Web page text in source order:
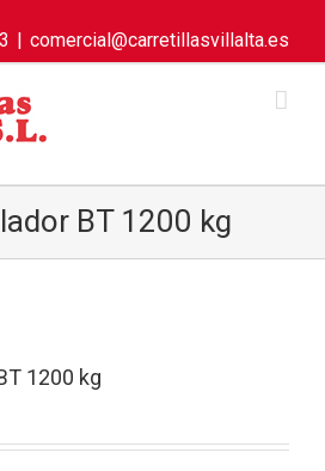
| comercial@carretillasvillalta.es
BT 1200 kg
1200 kg